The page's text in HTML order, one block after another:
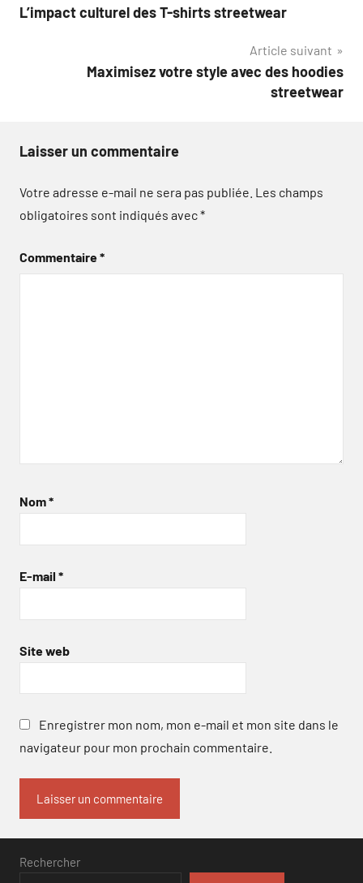
de
L’impact culturel des T-shirts streetwear
Article suivant
Maximisez votre style avec des hoodies
streetwear
Laisser un commentaire
Votre adresse e-mail ne sera pas publiée. Les champs
obligatoires sont indiqués avec*
Commentaire*
Nom*
E-mail *
Site web
Enregistrer mon nom, mon e-mail et mon site dans le
navigateur pour mon prochain commentaire.
Rechercher